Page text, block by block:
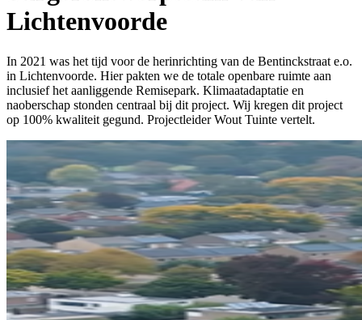
Lichtenvoorde
In 2021 was het tijd voor de herinrichting van de Bentinckstraat e.o.
in Lichtenvoorde. Hier pakten we de totale openbare ruimte aan
inclusief het aanliggende Remisepark. Klimaatadaptatie en
naoberschap stonden centraal bij dit project. Wij kregen dit project
op 100% kwaliteit gegund. Projectleider Wout Tuinte vertelt.